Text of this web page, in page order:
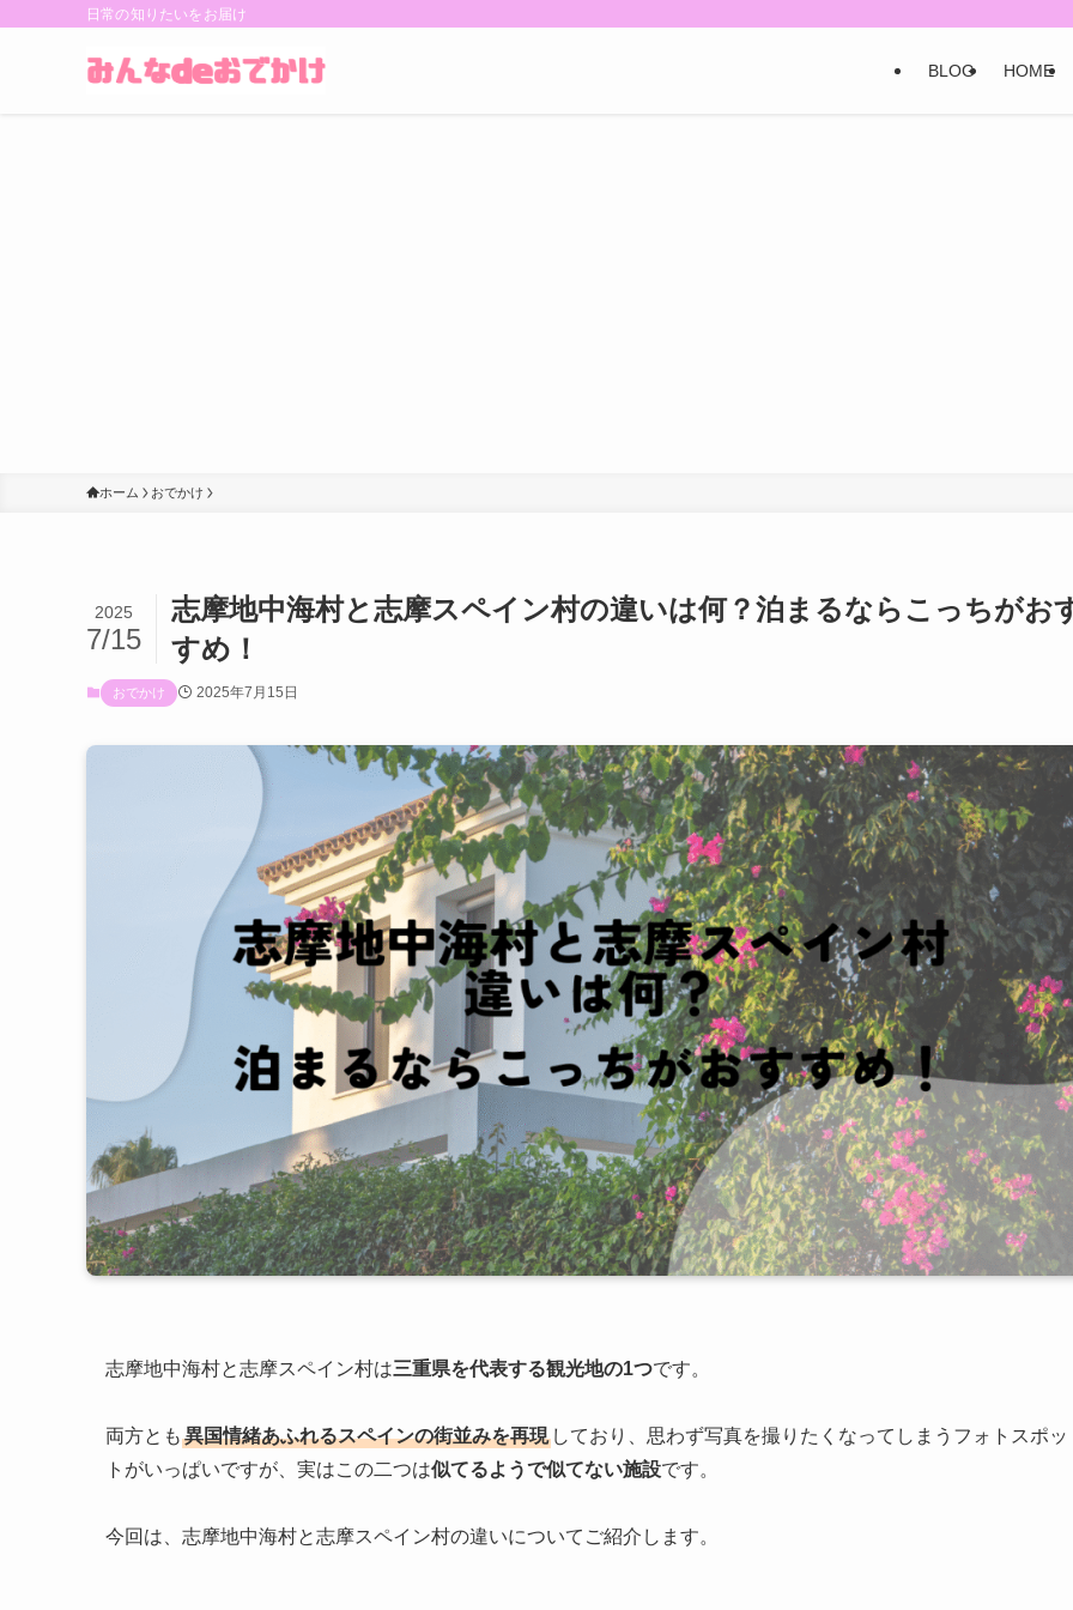
日常の知りたいをお届け
BLOG HOME
ホーム おでかけ
志摩地中海村と志摩スペイン村の違いは何？泊まるならこっちがお
すめ！
2025
7/15
おでかけ 2025年7月15日
志摩地中海村と志摩スペイン村は三重県を代表する観光地の1つです。
両方とも 異国情緒あふれるスペインの街並みを再現 しており、思わず写真を撮りたくなってしまうフォトスポッ
トがいっぱいですが、実はこの二つは似てるようで似てない施設です。
今回は、志摩地中海村と志摩スペイン村の違いについてご紹介します。